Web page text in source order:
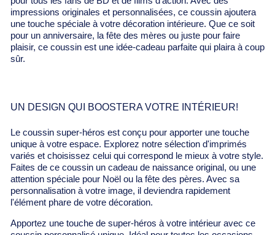
impressions originales et personnalisées, ce coussin ajoutera
une touche spéciale à votre décoration intérieure. Que ce soit
pour un anniversaire, la fête des mères ou juste pour faire
plaisir, ce coussin est une idée-cadeau parfaite qui plaira à coup
sûr.
UN DESIGN QUI BOOSTERA VOTRE INTÉRIEUR!
Le coussin super-héros est conçu pour apporter une touche
unique à votre espace. Explorez notre sélection d'imprimés
variés et choisissez celui qui correspond le mieux à votre style.
Faites de ce coussin un cadeau de naissance original, ou une
attention spéciale pour Noël ou la fête des pères. Avec sa
personnalisation à votre image, il deviendra rapidement
l'élément phare de votre décoration.
Apportez une touche de super-héros à votre intérieur avec ce